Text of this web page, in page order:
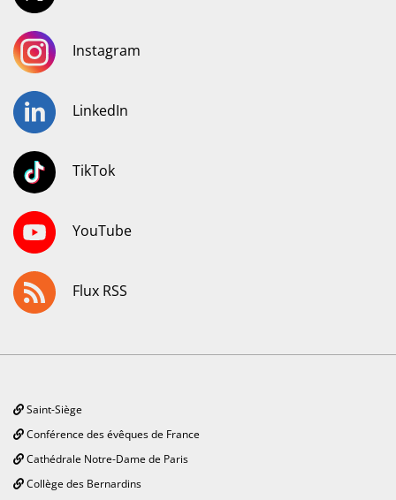
Instagram
LinkedIn
TikTok
YouTube
Flux RSS
Saint-Siège
Conférence des évêques de France
Cathédrale Notre-Dame de Paris
Collège des Bernardins